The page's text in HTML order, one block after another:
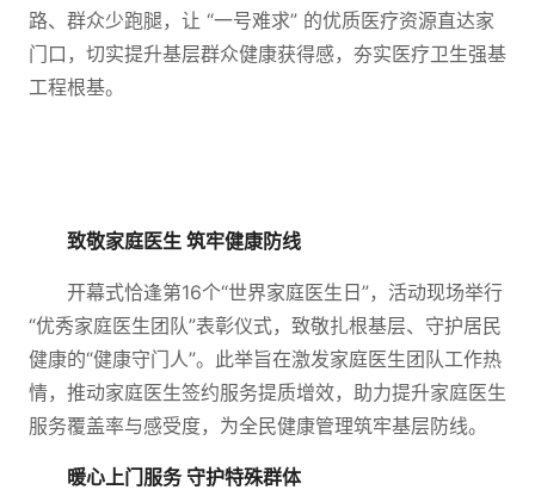
路、群众少跑腿，让 “一号难求” 的优质医疗资源直达家
门口，切实提升基层群众健康获得感，夯实医疗卫生强基
工程根基。
致敬家庭医生 筑牢健康防线
开幕式恰逢第16个“世界家庭医生日”，活动现场举行
“优秀家庭医生团队”表彰仪式，致敬扎根基层、守护居民
健康的“健康守门人”。此举旨在激发家庭医生团队工作热
情，推动家庭医生签约服务提质增效，助力提升家庭医生
服务覆盖率与感受度，为全民健康管理筑牢基层防线。
暖心上门服务 守护特殊群体